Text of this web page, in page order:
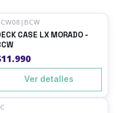
Agotado
| BCW
CASE LX MORADO -
Ver detalles
Agotado
C